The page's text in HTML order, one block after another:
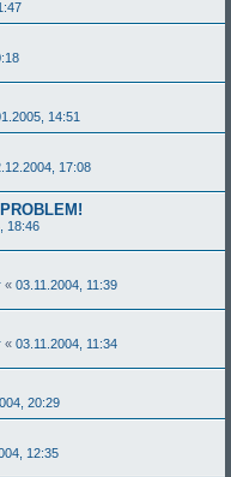
14:51
17:08
18:46
« 03.11.2004, 11:39
« 03.11.2004, 11:34
20:29
12:35